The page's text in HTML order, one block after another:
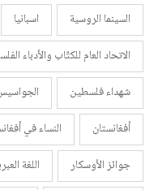
السينما الروسية
اسبانيا
الاتحاد العام للكتّاب والأدباء
شهداء فلسطين
أفغانستان
النساء في
جوائز الأوسكار
اللغة